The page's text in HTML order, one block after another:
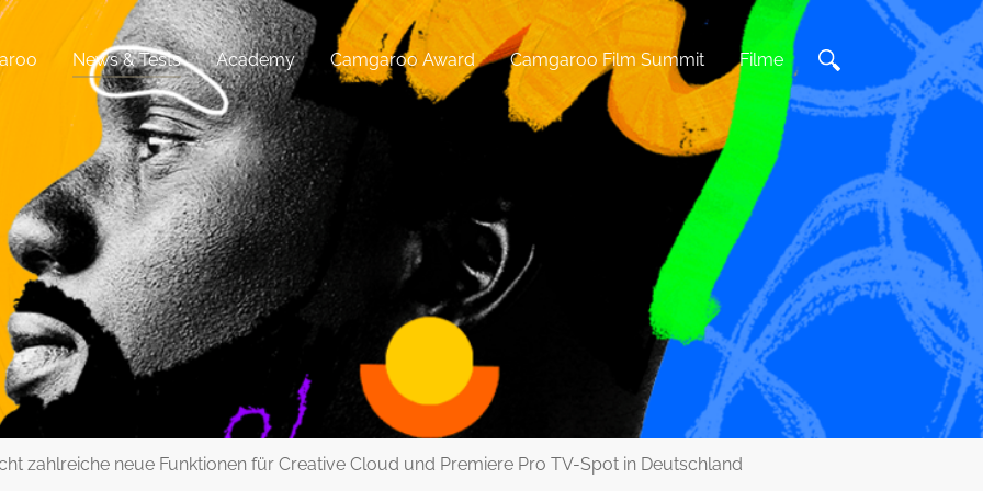
News & Tests Academy Camgaroo Award Camgaroo Film Summit Filme
zahlreiche neue Funktionen für Creative Cloud und Premiere Pro TV-Spot in Deutschland